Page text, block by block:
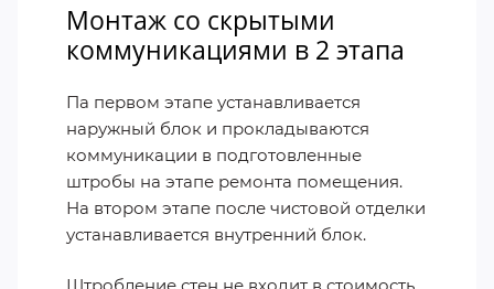
Монтаж со скрытыми
коммуникациями в 2 этапа
Па первом этапе устанавливается
наружный блок и прокладываются
коммуникации в подготовленные
штробы на этапе ремонта помещения.
На втором этапе после чистовой отделки
устанавливается внутренний блок.